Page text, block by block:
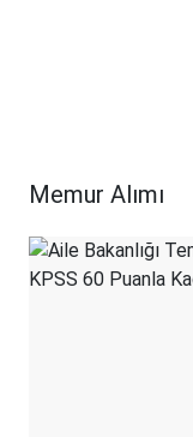
Memur Alımı